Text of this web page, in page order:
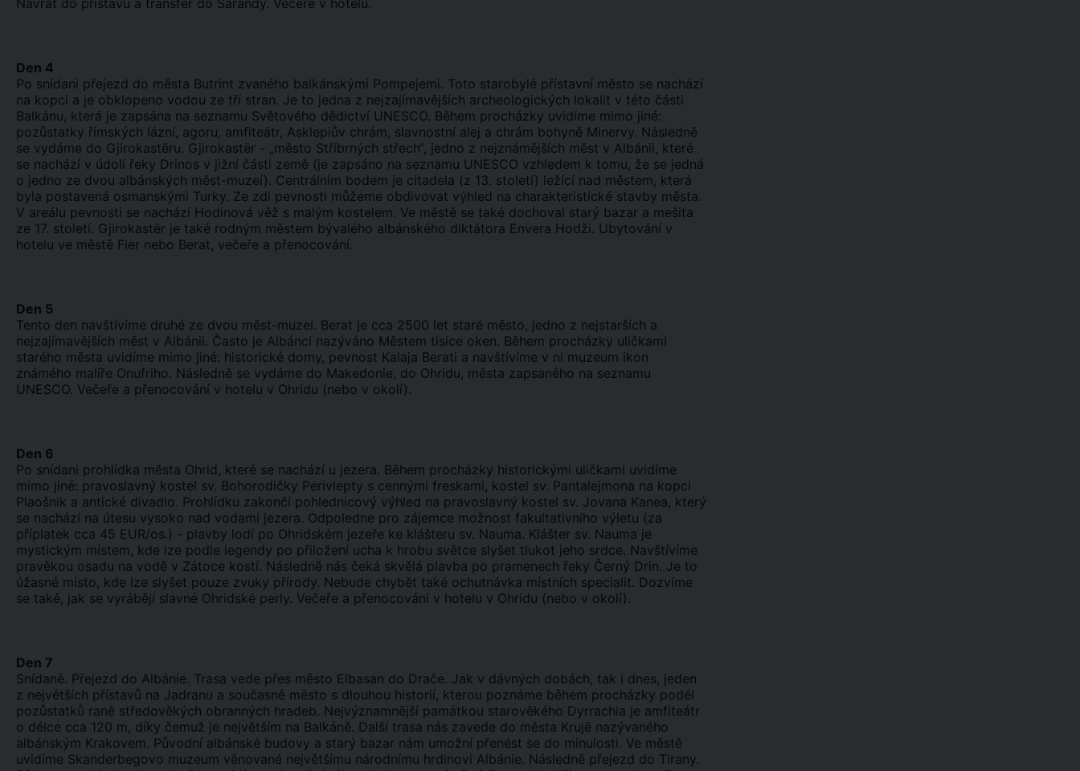
Návrat do přístavu a transfer do Sarandy. Večeře v hotelu.
Den 4
Po snídani přejezd do města Butrint zvaného balkánskými Pompejemi. Toto starobylé přístavní město se nachází
na kopci a je obklopeno vodou ze tří stran. Je to jedna z nejzajímavějších archeologických lokalit v této části
Balkánu, která je zapsána na seznamu Světového dědictví UNESCO. Během procházky uvidíme mimo jiné:
pozůstatky římských lázní, agoru, amfiteátr, Asklepiův chrám, slavnostní alej a chrám bohyně Minervy. Následně
se vydáme do Gjirokastëru. Gjirokastër - „město Stříbrných střech“, jedno z nejznámějších měst v Albánii, které
se nachází v údolí řeky Drinos v jižní části země (je zapsáno na seznamu UNESCO vzhledem k tomu, že se jedná
o jedno ze dvou albánských měst-muzeí). Centrálním bodem je citadela (z 13. století) ležící nad městem, která
byla postavená osmanskými Turky. Ze zdi pevnosti můžeme obdivovat výhled na charakteristické stavby města.
V areálu pevnosti se nachází Hodinová věž s malým kostelem. Ve městě se také dochoval starý bazar a mešita
ze 17. století. Gjirokastër je také rodným městem bývalého albánského diktátora Envera Hodži. Ubytování v
hotelu ve městě Fier nebo Berat, večeře a přenocování.
Den 5
Tento den navštívíme druhé ze dvou měst-muzeí. Berat je cca 2500 let staré město, jedno z nejstarších a
nejzajímavějších měst v Albánii. Často je Albánci nazýváno Městem tisíce oken. Během procházky uličkami
starého města uvidíme mimo jiné: historické domy, pevnost Kalaja Berati a navštívíme v ní muzeum ikon
známého malíře Onufriho. Následně se vydáme do Makedonie, do Ohridu, města zapsaného na seznamu
UNESCO. Večeře a přenocování v hotelu v Ohridu (nebo v okolí).
Den 6
Po snídani prohlídka města Ohrid, které se nachází u jezera. Během procházky historickými uličkami uvidíme
mimo jiné: pravoslavný kostel sv. Bohorodičky Perivlepty s cennými freskami, kostel sv. Pantalejmona na kopci
Plaošnik a antické divadlo. Prohlídku zakončí pohlednicový výhled na pravoslavný kostel sv. Jovana Kanea, který
se nachází na útesu vysoko nad vodami jezera. Odpoledne pro zájemce možnost fakultativního výletu (za
příplatek cca 45 EUR/os.) - plavby lodí po Ohridském jezeře ke klášteru sv. Nauma. Klášter sv. Nauma je
mystickým místem, kde lze podle legendy po přiložení ucha k hrobu světce slyšet tlukot jeho srdce. Navštívíme
pravěkou osadu na vodě v Zátoce kostí. Následně nás čeká skvělá plavba po pramenech řeky Černý Drin. Je to
úžasné místo, kde lze slyšet pouze zvuky přírody. Nebude chybět také ochutnávka místních specialit. Dozvíme
se také, jak se vyrábějí slavné Ohridské perly. Večeře a přenocování v hotelu v Ohridu (nebo v okolí).
Den 7
Snídaně. Přejezd do Albánie. Trasa vede přes město Elbasan do Drače. Jak v dávných dobách, tak i dnes, jeden
z největších přístavů na Jadranu a současně město s dlouhou historií, kterou poznáme během procházky podél
pozůstatků raně středověkých obranných hradeb. Nejvýznamnější památkou starověkého Dyrrachia je amfiteátr
o délce cca 120 m, díky čemuž je největším na Balkáně. Další trasa nás zavede do města Krujë nazývaného
albánským Krakovem. Původní albánské budovy a starý bazar nám umožní přenést se do minulosti. Ve městě
uvidíme Skanderbegovo muzeum věnované největšímu národnímu hrdinovi Albánie. Následně přejezd do Tirany.